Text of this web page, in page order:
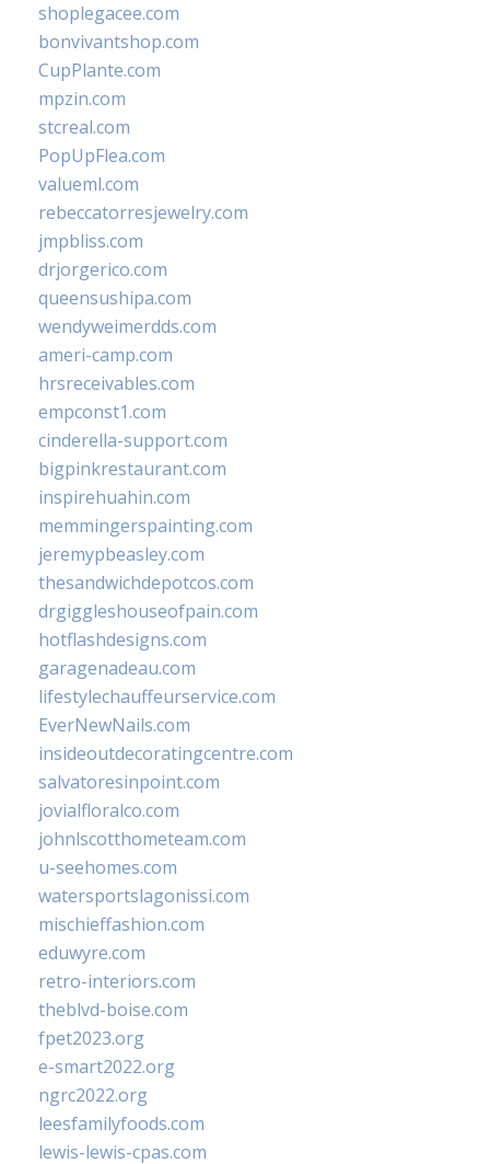
shoplegacee.com
bonvivantshop.com
CupPlante.com
mpzin.com
stcreal.com
PopUpFlea.com
valueml.com
rebeccatorresjewelry.com
jmpbliss.com
drjorgerico.com
queensushipa.com
wendyweimerdds.com
ameri-camp.com
hrsreceivables.com
empconst1.com
cinderella-support.com
bigpinkrestaurant.com
inspirehuahin.com
memmingerspainting.com
jeremypbeasley.com
thesandwichdepotcos.com
drgiggleshouseofpain.com
hotflashdesigns.com
garagenadeau.com
lifestylechauffeurservice.com
EverNewNails.com
insideoutdecoratingcentre.com
salvatoresinpoint.com
jovialfloralco.com
johnlscotthometeam.com
u-seehomes.com
watersportslagonissi.com
mischieffashion.com
eduwyre.com
retro-interiors.com
theblvd-boise.com
fpet2023.org
e-smart2022.org
ngrc2022.org
leesfamilyfoods.com
lewis-lewis-cpas.com